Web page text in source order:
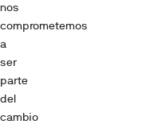
nos
comprometemos
a
ser
parte
del
cambio